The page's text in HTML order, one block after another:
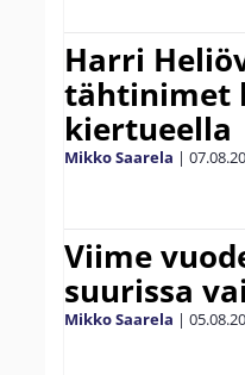
Harri
tähtinimet
kiertueella
Mikko Saarela |
Viime
suurissa
Mikko Saarela |